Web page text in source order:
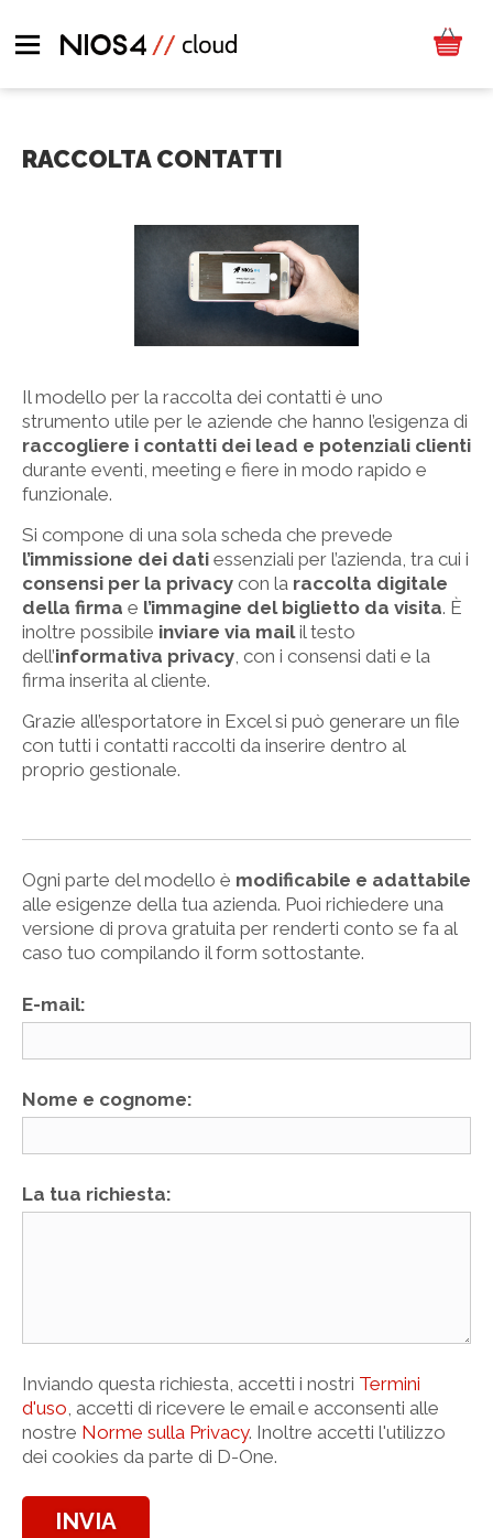
RACCOLTA CONTATTI
Il modello per la raccolta dei contatti è uno
strumento utile per le aziende che hanno l’esigenza di
raccogliere i contatti dei lead e potenziali clienti
durante eventi, meeting e fiere in modo rapido e
funzionale.
Si compone di una sola scheda che prevede
l’immissione dei dati essenziali per l’azienda, tra cui i
consensi per la privacy con la raccolta digitale
della firma e l’immagine del biglietto da visita. È
inoltre possibile inviare via mailil testo
dell’informativa privacy , con i consensi dati e la
firma inserita al cliente.
Grazie all’esportatore in Excel si può generare un file
con tutti i contatti raccolti da inserire dentro al
proprio gestionale.
Ogni parte del modello è modificabile e adattabile
alle esigenze della tua azienda. Puoi richiedere una
versione di prova gratuita per renderti conto se fa al
caso tuo compilando il form sottostante.
E-mail:
Nome e cognome:
La tua richiesta:
Inviando questa richiesta, accetti i nostri Termini
d'uso , accetti di ricevere le email e acconsenti alle
nostre Norme sulla Privacy. Inoltre accetti l'utilizzo
dei cookies da parte di D-One.
INVIA